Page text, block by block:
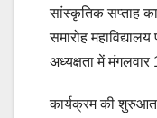
सांस्कृतिक सप्ताह
समारोह
अध्यक्षता में
कार्यक्रम की शुरुआत